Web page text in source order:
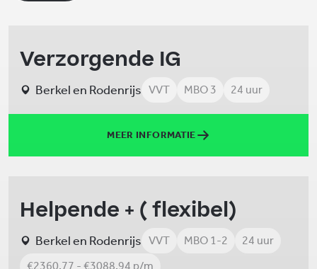
Verzorgende IG
Berkel en Rodenrijs VVT MBO 3 24 uur
MEER INFORMATIE
Helpende + ( flexibel)
Berkel en Rodenrijs VVT MBO 1-2
24 uur
€2360.77 - €3088.94 p/m